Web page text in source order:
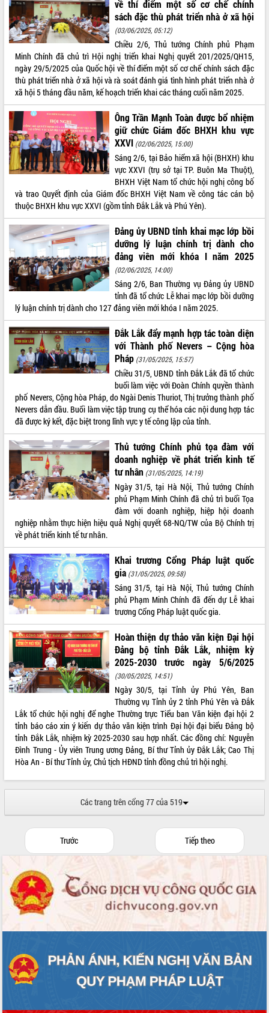
về thí điểm một số cơ chế chính
sách đặc thù phát triển nhà ở xã hội
(03/06/2025, 05:12)
Chiều 2/6, Thủ tướng Chính phủ Phạm
Minh Chính đã chủ trì Hội nghị triển khai Nghị quyết 201/2025/QH15,
ngày 29/5/2025 của Quốc hội về thí điểm một số cơ chế chính sách đặc
thù phát triển nhà ở xã hội và rà soát đánh giá tình hình phát triển nhà ở
xã hội 5 tháng đầu năm, kế hoạch triển khai các tháng cuối năm 2025.
Ông Trần Mạnh Toàn được bổ nhiệm
giữ chức Giám đốc BHXH khu vực
XXVI (02/06/2025, 15:00)
Sáng 2/6, tại Bảo hiểm xã hội (BHXH) khu
vực XXVI (trụ sở tại TP. Buôn Ma Thuột),
BHXH Việt Nam tổ chức hội nghị công bố
và trao Quyết định của Giám đốc BHXH Việt Nam về công tác cán bộ
thuộc BHXH khu vực XXVI (gồm tỉnh Đắk Lắk và Phú Yên).
Đảng ủy UBND tỉnh khai mạc lớp bồi
dưỡng lý luận chính trị dành cho
đảng viên mới khóa I năm 2025
(02/06/2025, 14:00)
Sáng 2/6, Ban Thường vụ Đảng ủy UBND
tỉnh đã tổ chức Lễ khai mạc lớp bồi dưỡng
lý luận chính trị dành cho 127 đảng viên mới khóa I năm 2025.
Đắk Lắk đẩy mạnh hợp tác toàn diện
với Thành phố Nevers – Cộng hòa
Pháp (31/05/2025, 15:57)
Chiều 31/5, UBND tỉnh Đắk Lắk đã tổ chức
buổi làm việc với Đoàn Chính quyền thành
phố Nevers, Cộng hòa Pháp, do Ngài Denis Thuriot, Thị trưởng thành phố
Nevers dẫn đầu. Buổi làm việc tập trung cụ thể hóa các nội dung hợp tác
đã được ký kết, đặc biệt trong lĩnh vực y tế công lập của tỉnh.
Thủ tướng Chính phủ tọa đàm với
doanh nghiệp về phát triển kinh tế
tư nhân (31/05/2025, 14:19)
Ngày 31/5, tại Hà Nội, Thủ tướng Chính
phủ Phạm Minh Chính đã chủ trì buổi Tọa
đàm với doanh nghiệp, hiệp hội doanh
nghiệp nhằm thực hiện hiệu quả Nghị quyết 68-NQ/TW của Bộ Chính trị
về phát triển kinh tế tư nhân.
Khai trương Cổng Pháp luật quốc
gia (31/05/2025, 09:58)
Sáng 31/5, tại Hà Nội, Thủ tướng Chính
phủ Phạm Minh Chính đã đến dự Lễ khai
trương Cổng Pháp luật quốc gia.
Hoàn thiện dự thảo văn kiện Đại hội
Đảng bộ tỉnh Đắk Lắk, nhiệm kỳ
2025-2030 trước ngày 5/6/2025
(30/05/2025, 14:51)
Ngày 30/5, tại Tỉnh ủy Phú Yên, Ban
Thường vụ Tỉnh ủy 2 tỉnh Phú Yên và Đắk
Lắk tổ chức hội nghị để nghe Thường trực Tiểu ban Văn kiện đại hội 2
tỉnh báo cáo xin ý kiến dự thảo văn kiện trình Đại hội đại biểu Đảng bộ
tỉnh Đắk Lắk, nhiệm kỳ 2025-2030 sau hợp nhất. Các đồng chí: Nguyễn
Đình Trung - Ủy viên Trung ương Đảng, Bí thư Tỉnh ủy Đắk Lắk; Cao Thị
Hòa An - Bí thư Tỉnh ủy, Chủ tịch HĐND tỉnh đồng chủ trì hội nghị.
Các trang trên cổng 77 của 519
Trước Tiếp theo